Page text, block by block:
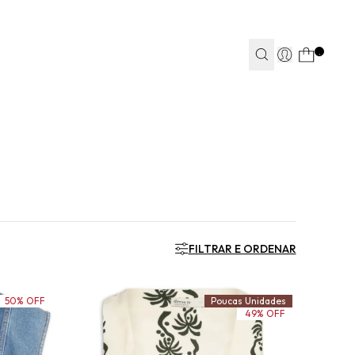
FILTRAR E ORDENAR
50% OFF
Poucas Unidades
49% OFF